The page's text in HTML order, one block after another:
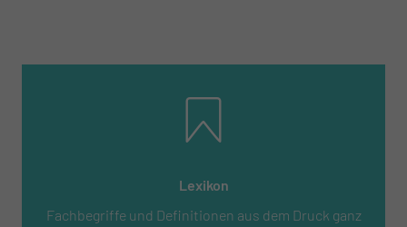
Lexikon
Fachbegriffe und Definitionen aus dem Druck ganz